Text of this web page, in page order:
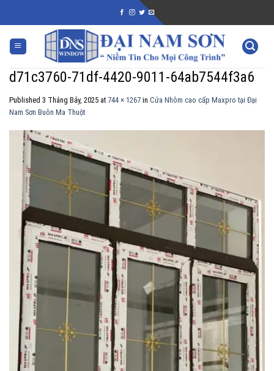
d71c3760-71df-4420-9011-64ab7544f3a6
Published 3 Tháng Bảy, 2025 at 744 × 1267 in Cửa Nhôm cao cấp Maxpro tại Đại
Nam Sơn Buôn Ma Thuột